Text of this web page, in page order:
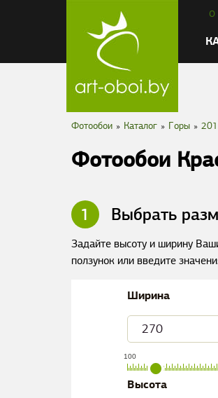
О
Фотообои » Каталог » Горы »
Фотообои
1 Выбрать
Задайте высоту и ширину
ползунок или введите
Ширина
100
Высота